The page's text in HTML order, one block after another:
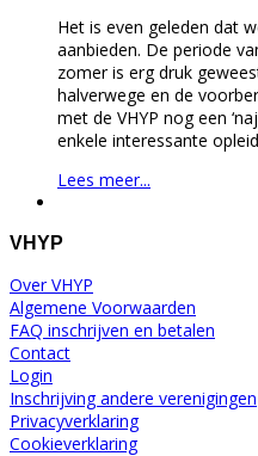
Het is even geleden dat
aanbieden. De periode
zomer is erg druk
halverwege en de
met de VHYP nog een
enkele interessante
Lees meer...
VHYP
Over VHYP
Algemene Voorwaarden
FAQ inschrijven en betalen
Contact
Login
Inschrijving andere verenigingen
Privacyverklaring
Cookieverklaring